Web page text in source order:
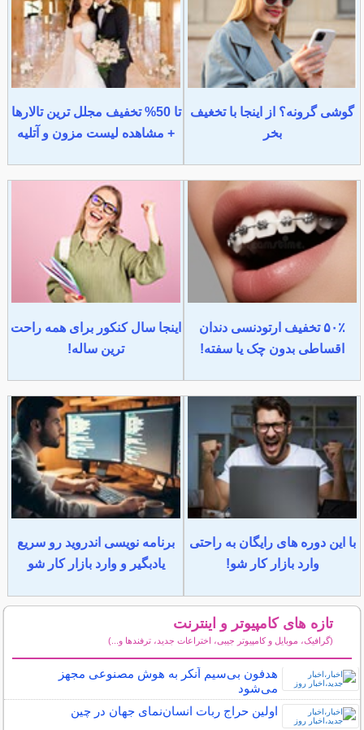
گوشی گرونه؟ از اینجا با تخغیف
بخر
تا 50% تخفیف مجلل ترین تالارها
+ مشاهده لیست مزون و آتلیه
۵۰٪ تخفیف ارتودنسی دندان
اقساطی بدون چک یا سفته!
اینجا سال کنکور برای همه راحت
ترین ساله!
با این دوره های رایگان به راحتی
وارد بازار کار شو!
برنامه نویسی اندروید رو سریع
یادبگیر و وارد بازار کار شو
تازه های کامپیوتر و اینترنت
(گرافیک، موبایل و کامپیوتر جیبی، اختراعات جدید، ترفندها و...)
هدفون بی‌سیم اَنکر به هوش مصنوعی مجهز
می‌شود
اولین حراج ربات انسان‌نمای جهان در چین